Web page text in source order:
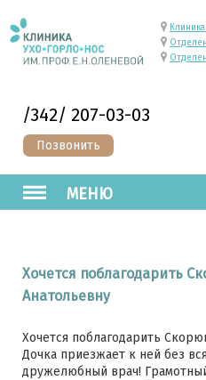
/342/ 207-03-03
Позвонить
МЕНЮ
Хочется поблагодарить
Анатольевну
Хочется поблагодарить
Дочка приезжает к ней без
дружелюбный врач!